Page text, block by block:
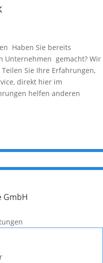
Haben Sie bereits
Unternehmen gemacht? Wir
Sie Ihre Erfahrungen,
direkt hier im
helfen anderen
GmbH